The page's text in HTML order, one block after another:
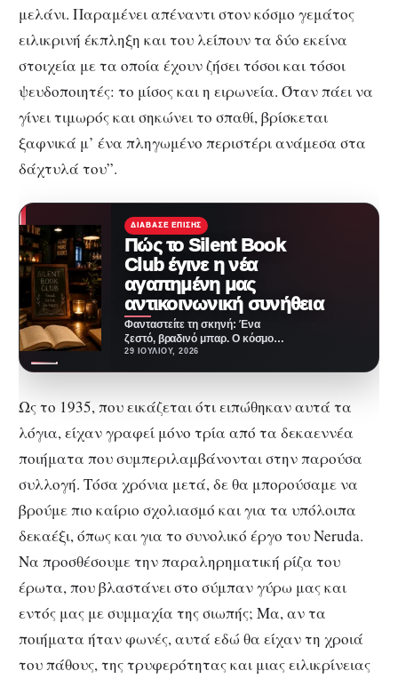
μελάνι. Παραμένει απέναντι στον κόσμο γεμάτος
ειλικρινή έκπληξη και του λείπουν τα δύο εκείνα
στοιχεία με τα οποία έχουν ζήσει τόσοι και τόσοι
ψευδοποιητές: το μίσος και η ειρωνεία. Όταν πάει να
γίνει τιμωρός και σηκώνει το σπαθί, βρίσκεται
ξαφνικά μ’ ένα πληγωμένο περιστέρι ανάμεσα στα
δάχτυλά του”.
ΔΙΆΒΑΣΕ ΕΠΊΣΗΣ
Πώς το Silent Book
Club έγινε η νέα
αγαπημένη μας
αντικοινωνική συνήθεια
Φανταστείτε τη σκηνή: Ένα
ζεστό, βραδινό μπαρ. Ο κόσμος
γύρω πίνει κοκτέιλ, γελάει,
29 ΙΟΥΛΊΟΥ, 2026
Ως το 1935, που εικάζεται ότι ειπώθηκαν αυτά τα
λόγια, είχαν γραφεί μόνο τρία από τα δεκαεννέα
ποιήματα που συμπεριλαμβάνονται στην παρούσα
συλλογή. Τόσα χρόνια μετά, δε θα μπορούσαμε να
βρούμε πιο καίριο σχολιασμό και για τα υπόλοιπα
δεκαέξι, όπως και για το συνολικό έργο του Neruda.
Να προσθέσουμε την παραληρηματική ρίζα του
έρωτα, που βλαστάνει στο σύμπαν γύρω μας και
εντός μας με συμμαχία της σιωπής; Μα, αν τα
ποιήματα ήταν φωνές, αυτά εδώ θα είχαν τη χροιά
του πάθους, της τρυφερότητας και μιας ειλικρίνειας